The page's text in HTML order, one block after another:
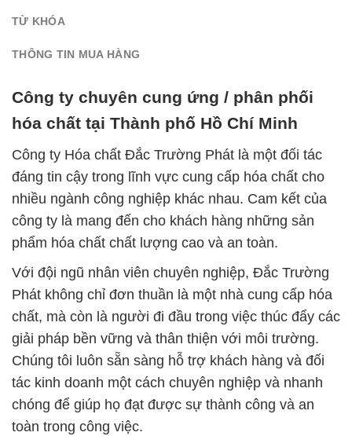
TỪ KHÓA
THÔNG TIN MUA HÀNG
Công ty chuyên cung ứng / phân phối
hóa chất tại Thành phố Hồ Chí Minh
Công ty Hóa chất Đắc Trường Phát là một đối tác
đáng tin cậy trong lĩnh vực cung cấp hóa chất cho
nhiều ngành công nghiệp khác nhau. Cam kết của
công ty là mang đến cho khách hàng những sản
phẩm hóa chất chất lượng cao và an toàn.
Với đội ngũ nhân viên chuyên nghiệp, Đắc Trường
Phát không chỉ đơn thuần là một nhà cung cấp hóa
chất, mà còn là người đi đầu trong việc thúc đẩy các
giải pháp bền vững và thân thiện với môi trường.
Chúng tôi luôn sẵn sàng hỗ trợ khách hàng và đối
tác kinh doanh một cách chuyên nghiệp và nhanh
chóng để giúp họ đạt được sự thành công và an
toàn trong công việc.